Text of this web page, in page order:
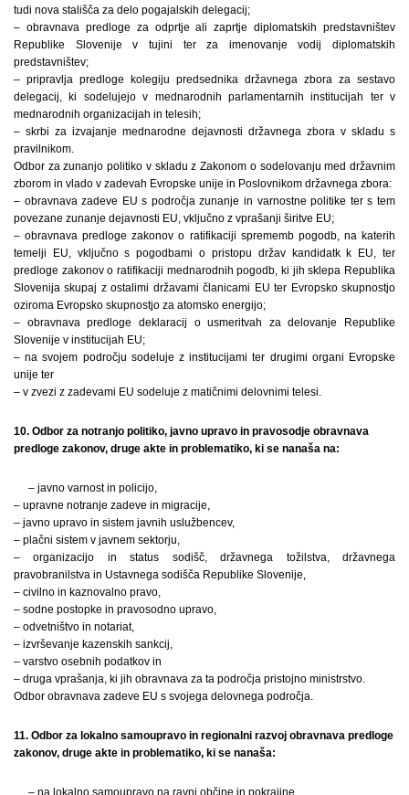
tudi nova stališča za delo pogajalskih delegacij;
– obravnava predloge za odprtje ali zaprtje diplomatskih predstavništev
Republike Slovenije v tujini ter za imenovanje vodij diplomatskih
predstavništev;
– pripravlja predloge kolegiju predsednika državnega zbora za sestavo
delegacij, ki sodelujejo v mednarodnih parlamentarnih institucijah ter v
mednarodnih organizacijah in telesih;
– skrbi za izvajanje mednarodne dejavnosti državnega zbora v skladu s
pravilnikom.
Odbor za zunanjo politiko v skladu z Zakonom o sodelovanju med državnim
zborom in vlado v zadevah Evropske unije in Poslovnikom državnega zbora:
– obravnava zadeve EU s področja zunanje in varnostne politike ter s tem
povezane zunanje dejavnosti EU, vključno z vprašanji širitve EU;
– obravnava predloge zakonov o ratifikaciji sprememb pogodb, na katerih
temelji EU, vključno s pogodbami o pristopu držav kandidatk k EU, ter
predloge zakonov o ratifikaciji mednarodnih pogodb, ki jih sklepa Republika
Slovenija skupaj z ostalimi državami članicami EU ter Evropsko skupnostjo
oziroma Evropsko skupnostjo za atomsko energijo;
– obravnava predloge deklaracij o usmeritvah za delovanje Republike
Slovenije v institucijah EU;
– na svojem področju sodeluje z institucijami ter drugimi organi Evropske
unije ter
– v zvezi z zadevami EU sodeluje z matičnimi delovnimi telesi.
10. Odbor za notranjo politiko, javno upravo in pravosodje obravnava
predloge zakonov, druge akte in problematiko, ki se nanaša na:
– javno varnost in policijo,
– upravne notranje zadeve in migracije,
– javno upravo in sistem javnih uslužbencev,
– plačni sistem v javnem sektorju,
– organizacijo in status sodišč, državnega tožilstva, državnega
pravobranilstva in Ustavnega sodišča Republike Slovenije,
– civilno in kaznovalno pravo,
– sodne postopke in pravosodno upravo,
– odvetništvo in notariat,
– izvrševanje kazenskih sankcij,
– varstvo osebnih podatkov in
– druga vprašanja, ki jih obravnava za ta področja pristojno ministrstvo.
Odbor obravnava zadeve EU s svojega delovnega področja.
11. Odbor za lokalno samoupravo in regionalni razvoj obravnava predloge
zakonov, druge akte in problematiko, ki se nanaša:
– na lokalno samoupravo na ravni občine in pokrajine,